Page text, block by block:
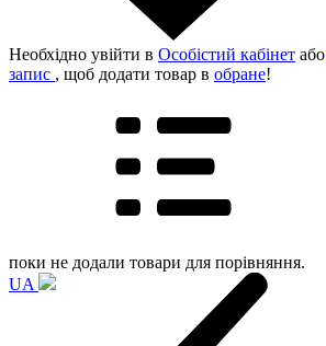
Необхідно увійти в Особістий кабінет або
запис , щоб додати товар в обране!
поки не додали товари для порівняння.
UA